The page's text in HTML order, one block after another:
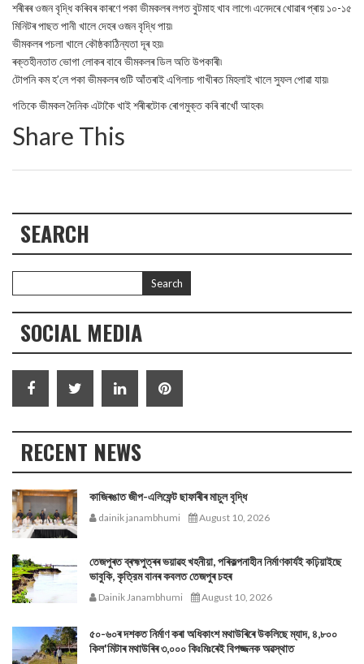
শৰীৰৰ ওজন বৃদ্ধি কৰিবৰ কাৰণে পকা ভীমকলৰ লগত বুটমাহ খাব লাগে৷ এনেদৰে খোৱাৰ প্ৰায় ১০-১৫
মিনিটৰ পাছত পানী খালে দেহৰ ওজন বৃদ্ধি পায়৷
ভীমকলৰ পচলা খালে কৌষ্ঠকাঠিন্যতা দূৰ হয়৷
ৰক্তহীনতাত ভোগা লোকৰ বাবে ভীমকলৰ ডিল অতি উপকাৰী৷
টোপনি কম হ’লে পকা ভীমকলৰ গুটি আঁতৰাই এগিলাচ গাখীৰত মিহলাই খালে সুফল পোৱা যায়৷
গতিকে ভীমকল দৈনিক এটাকৈ খাই শৰীৰটোক ৰোগমুক্ত কৰি ৰাখোঁ আহক৷
Share This
SEARCH
SOCIAL MEDIA
RECENT NEWS
কাজিৰঙাত জীপ-এলিফেন্ট ছাফাৰীৰ মাচুল বৃদ্ধি
dainik janambhumi August 10, 2026
তেজপুৰত ব্ৰহ্মপুত্ৰৰ ভয়াৱহ খহনীয়া, পৰিকল্পনাহীন নির্মাণকার্যই কঢ়িয়াইছে
ভাবুকি, কৃত্রিম বানৰ কবলত তেজপুৰ চহৰ
Dainik Janambhumi August 10, 2026
৫০-৬০ৰ দশকত নিৰ্মাণ কৰা অধিকাংশ মথাউৰিৰে উকলিছে ম্যাদ, ৪,৮০০
কিল'মিটাৰ মথাউৰিৰ ৩,০০০ কিঃমিঃৰেই বিপজ্জনক অৱস্থাত